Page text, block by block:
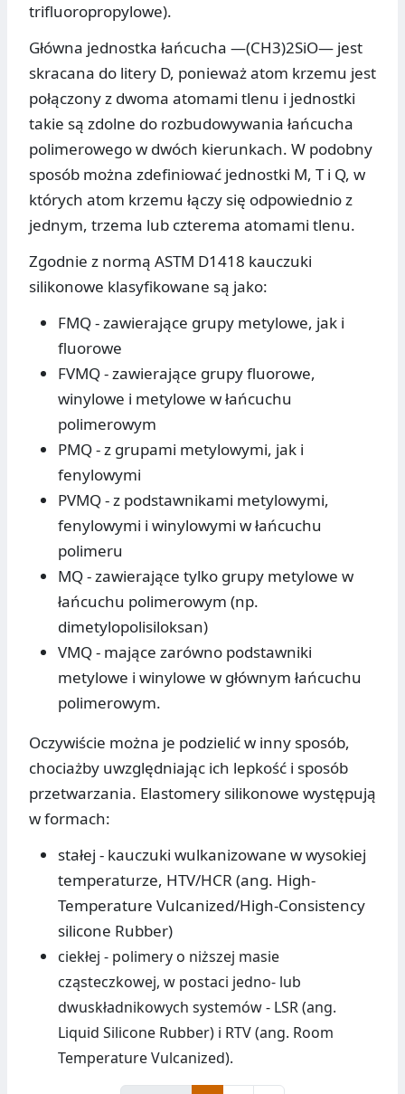
trifluoropropylowe).
Główna jednostka łańcucha —(CH3)2SiO— jest
skracana do litery D, ponieważ atom krzemu jest
połączony z dwoma atomami tlenu i jednostki
takie są zdolne do rozbudowywania łańcucha
polimerowego w dwóch kierunkach. W podobny
sposób można zdefiniować jednostki M, T i Q, w
których atom krzemu łączy się odpowiednio z
jednym, trzema lub czterema atomami tlenu.
Zgodnie z normą ASTM D1418 kauczuki
silikonowe klasyfikowane są jako:
FMQ - zawierające grupy metylowe, jak i
fluorowe
FVMQ - zawierające grupy fluorowe,
winylowe i metylowe w łańcuchu
polimerowym
PMQ - z grupami metylowymi, jak i
fenylowymi
PVMQ - z podstawnikami metylowymi,
fenylowymi i winylowymi w łańcuchu
polimeru
MQ - zawierające tylko grupy metylowe w
łańcuchu polimerowym (np.
dimetylopolisiloksan)
VMQ - mające zarówno podstawniki
metylowe i winylowe w głównym łańcuchu
polimerowym.
Oczywiście można je podzielić w inny sposób,
chociażby uwzględniając ich lepkość i sposób
przetwarzania. Elastomery silikonowe występują
w formach:
stałej - kauczuki wulkanizowane w wysokiej
temperaturze, HTV/HCR (ang. High-
Temperature Vulcanized/High-Consistency
silicone Rubber)
ciekłej - polimery o niższej masie
cząsteczkowej, w postaci jedno- lub
dwuskładnikowych systemów - LSR (ang.
Liquid Silicone Rubber) i RTV (ang. Room
Temperature Vulcanized).